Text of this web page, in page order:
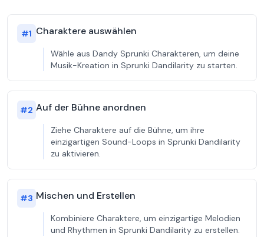
#1 Charaktere auswählen
Wähle aus Dandy Sprunki Charakteren, um deine
Musik-Kreation in Sprunki Dandilarity zu starten.
#2 Auf der Bühne anordnen
Ziehe Charaktere auf die Bühne, um ihre
einzigartigen Sound-Loops in Sprunki Dandilarity
zu aktivieren.
#3 Mischen und Erstellen
Kombiniere Charaktere, um einzigartige Melodien
und Rhythmen in Sprunki Dandilarity zu erstellen.